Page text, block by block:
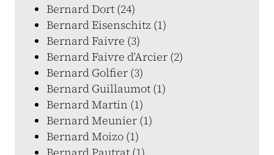
Bernard Dort (24)
Bernard Eisenschitz (1)
Bernard Faivre (3)
Bernard Faivre d’Arcier (2)
Bernard Golfier (3)
Bernard Guillaumot (1)
Bernard Martin (1)
Bernard Meunier (1)
Bernard Moizo (1)